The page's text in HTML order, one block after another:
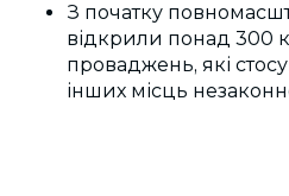
З початку
відкрили понад 300
проваджень, які
інших місць